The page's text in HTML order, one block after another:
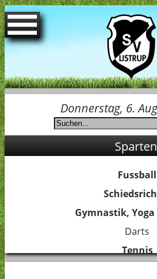
Startseite
Termine
Der
Jubiläum 75
Sponsoren
Donnerstag, 6.
Sparten
Fussball
Gymnastik,
Darts
Tennis